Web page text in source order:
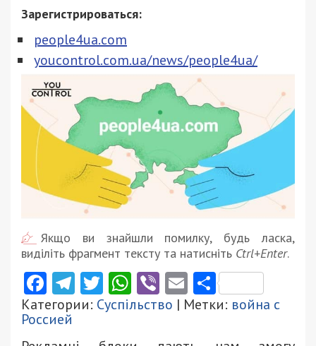
Зарегистрироваться:
people4ua.com
youcontrol.com.ua/news/people4ua/
Якщо ви знайшли помилку, будь ласка,
виділіть фрагмент тексту та натисніть Ctrl+Enter.
Facebook
Telegram
Twitter
WhatsApp
ViberEmail
Категории: Суспільство | Метки: война с
Россией